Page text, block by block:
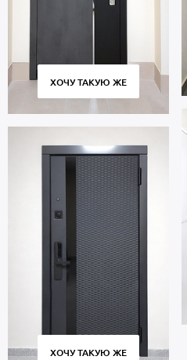
ХОЧУ ТАКУЮ ЖЕ
ХОЧУ ТАКУЮ ЖЕ